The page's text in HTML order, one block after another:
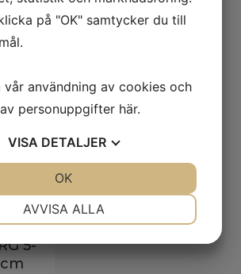
m
30
KORGSTOL
Logga in för pris
5-
på "OK" samtycker du till
vår användning av cookies och
personuppgifter här.
VISA DETALJER
AVVISA ALLA
OK